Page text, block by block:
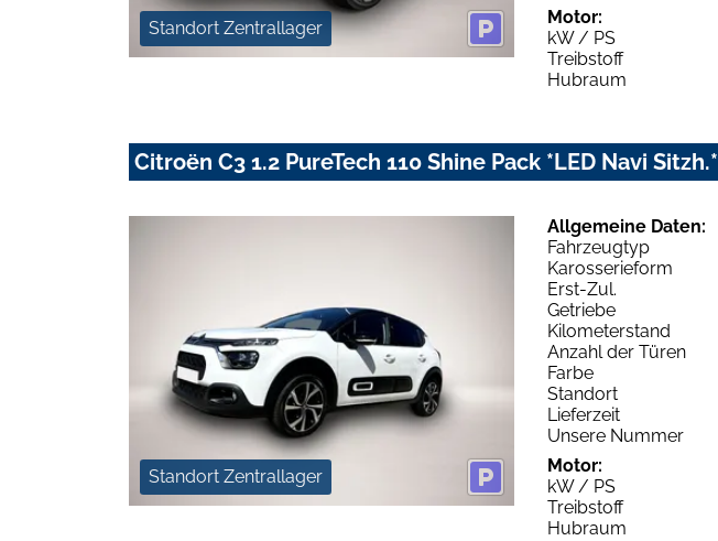
Standort Zentrallager
Motor:
kW / PS
Treibstoff
Hubraum
Citroën C3 1.2 PureTech 110 Shine Pack *LED Navi Sitzh.*
Standort Zentrallager
Allgemeine Daten:
Fahrzeugtyp
Karosserieform
Erst-Zul.
Getriebe
Kilometerstand
Anzahl der Türen
Farbe
Standort
Lieferzeit
Unsere Nummer
Motor:
kW / PS
Treibstoff
Hubraum